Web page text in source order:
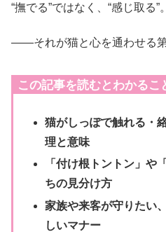
“撫でる”ではなく、“感じ取る”。
――それが猫と心を通わせる第
この記事を読むとわかるこ
猫がしっぽで触れる・
理と意味
「付け根トントン」や
ちの見分け方
家族や来客が守りたい
しいマナー